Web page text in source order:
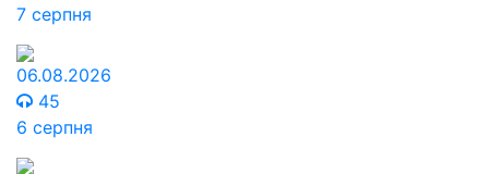
7 серпня
06.08.2026
45
6 серпня